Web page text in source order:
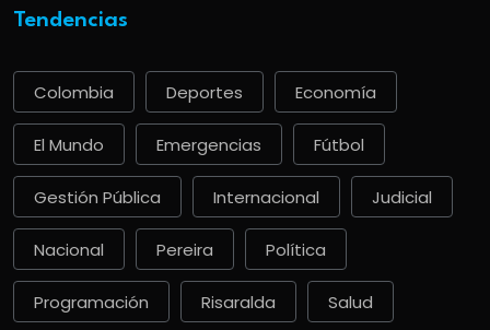
Tendencias
Colombia Deportes Economía
El Mundo Emergencias Fútbol
Gestión Pública Internacional Judicial
Nacional Pereira Política
Programación Risaralda Salud